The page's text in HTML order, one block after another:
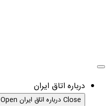
درباره اتاق ایران
Close درباره اتاق ایران Open درباره اتاق ایران